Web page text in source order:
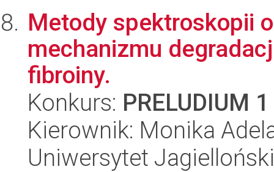
Metody spektroskopii
mechanizmu
fibroiny.
Konkurs: PRELUDIUM 1
Kierownik: Monika
Uniwersytet Jagielloński